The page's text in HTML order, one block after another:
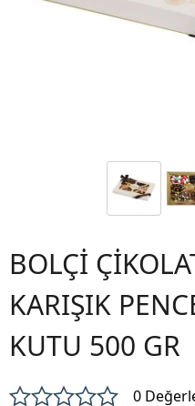
BOLÇİ
KARIŞIK
KUTU 500 GR
0